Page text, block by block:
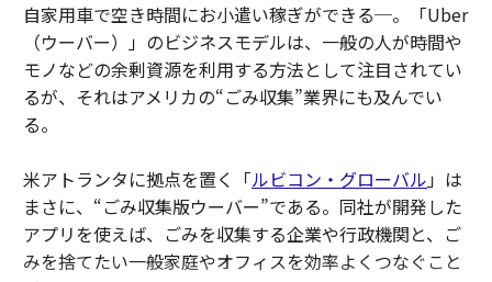
自家用車で空き時間にお小遣い稼ぎができる─。「Uber
（ウーバー）」のビジネスモデルは、一般の人が時間や
モノなどの余剰資源を利用する方法として注目されてい
るが、それはアメリカの“ごみ収集”業界にも及んでい
る。
米アトランタに拠点を置く「ルビコン・グローバル」は
まさに、“ごみ収集版ウーバー”である。同社が開発した
アプリを使えば、ごみを収集する企業や行政機関と、ご
みを捨てたい一般家庭やオフィスを効率よくつなぐこと